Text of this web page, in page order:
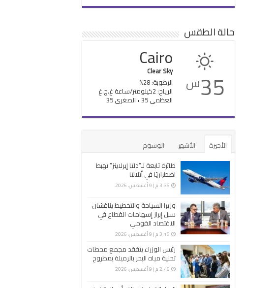
حالة الطقس
35س
Cairo
Clear Sky
الرطوبة: 28%
الرياح: 2كيلومتر/ساعة غ.ج.غ
العظمى 35 • الصغرى 35
الأخيرة الأشهر
الوسوم
طائرة تابعة لـ”دلتا إيرلاينز” تهبط
اضطراريًا في أتلانتا
3:35 م | 9 أغسطس، 2026
وزيرا السياحة والتخطيط يناقشان
سبل إبراز إسهامات القطاع في
الاقتصاد القومي
3:15 م | 9 أغسطس، 2026
رئيس الوزراء يتفقد مجمع محطات
تحلية مياه البحر بالرميلة بمطروح
2:45 م | 9 أغسطس، 2026